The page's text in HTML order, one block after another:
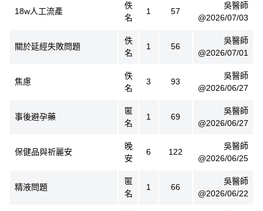
18w人工流產
佚
名
1 57
吳醫師
@2026/07/03
關於延經失敗問題
佚
名
1 56
吳醫師
@2026/07/01
焦慮
佚
名
3 93
吳醫師
@2026/06/27
事後避孕藥
匿
名
1 69
吳醫師
@2026/06/27
保健品與祈麗安
晚
安
6 122
吳醫師
@2026/06/25
精液問題
匿
名
1 66
吳醫師
@2026/06/22